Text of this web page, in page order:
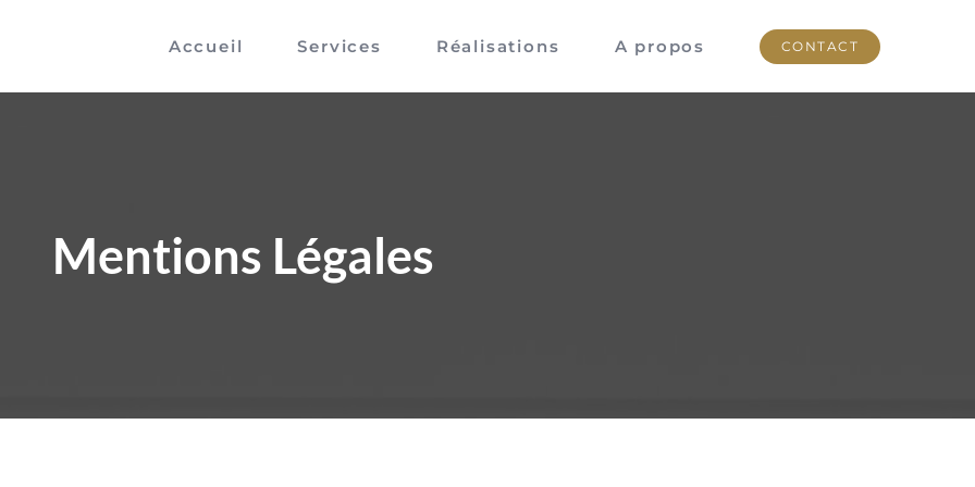
Accueil Services Réalisations A propos CONTACT
Mentions Légales